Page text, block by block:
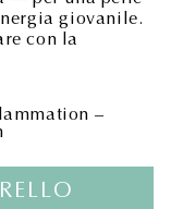
giovanile.
con la
–